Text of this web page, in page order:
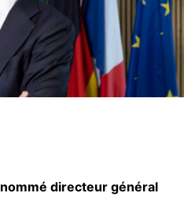
directeur général